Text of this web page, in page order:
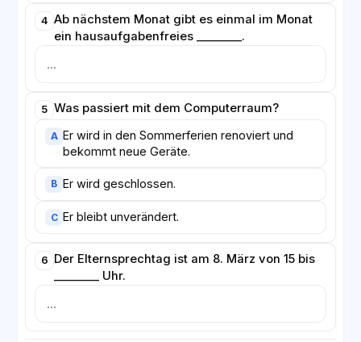
4 Ab nächstem Monat gibt es einmal im Monat
ein hausaufgabenfreies ________.
5 Was passiert mit dem Computerraum?
A Er wird in den Sommerferien renoviert und
bekommt neue Geräte.
B Er wird geschlossen.
C Er bleibt unverändert.
6
Der Elternsprechtag ist am 8. März von 15 bis
________ Uhr.